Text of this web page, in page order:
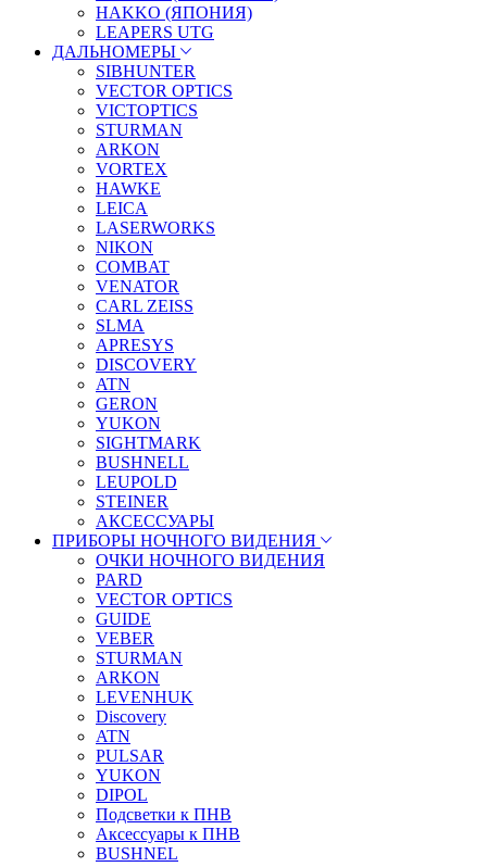
HAKKO (ЯПОНИЯ)
LEAPERS UTG
ДАЛЬНОМЕРЫ
SIBHUNTER
VECTOR OPTICS
VICTOPTICS
STURMAN
ARKON
VORTEX
HAWKE
LEICA
LASERWORKS
NIKON
COMBAT
VENATOR
CARL ZEISS
SLMA
APRESYS
DISCOVERY
ATN
GERON
YUKON
SIGHTMARK
BUSHNELL
LEUPOLD
STEINER
АКСЕССУАРЫ
ПРИБОРЫ НОЧНОГО ВИДЕНИЯ
ОЧКИ НОЧНОГО ВИДЕНИЯ
PARD
VECTOR OPTICS
GUIDE
VEBER
STURMAN
ARKON
LEVENHUK
Discovery
ATN
PULSAR
YUKON
DIPOL
Подсветки к ПНВ
Аксессуары к ПНВ
BUSHNEL